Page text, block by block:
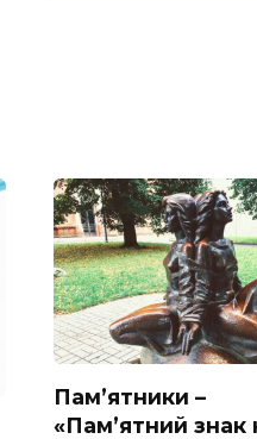
Пам’ятники –
«Пам’ятний знак